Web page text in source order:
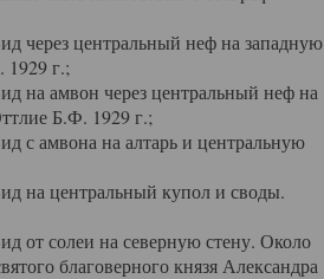
через центральный неф на западную
1929 г.;
на амвон через центральный неф на
Б.Ф. 1929 г.;
с амвона на алтарь и центральную
на центральный купол и своды.
от солеи на северную стену. Около
благоверного князя Александра